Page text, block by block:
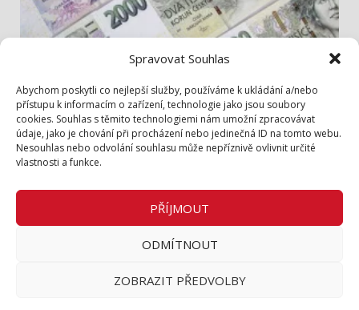
Spravovat Souhlas
Abychom poskytli co nejlepší služby, používáme k ukládání a/nebo
přístupu k informacím o zařízení, technologie jako jsou soubory
cookies. Souhlas s těmito technologiemi nám umožní zpracovávat
údaje, jako je chování při procházení nebo jedinečná ID na tomto webu.
Nesouhlas nebo odvolání souhlasu může nepříznivě ovlivnit určité
vlastnosti a funkce.
PŘÍJMOUT
ODMÍTNOUT
ZOBRAZIT PŘEDVOLBY
Zastupitelé jednali hlavně o penězích
1. 8. 2026
Zásady cookies (EU)
Zásady ochrany osobních údajů
Inzerce v tištěném periodiku